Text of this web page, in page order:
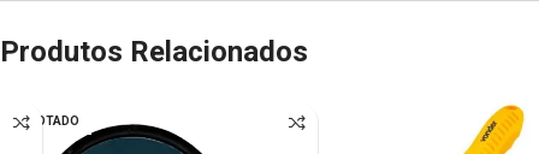
Produtos Relacionados
ESGOTADO